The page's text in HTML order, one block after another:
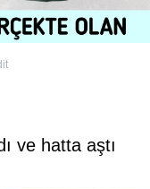
ve hatta aştı